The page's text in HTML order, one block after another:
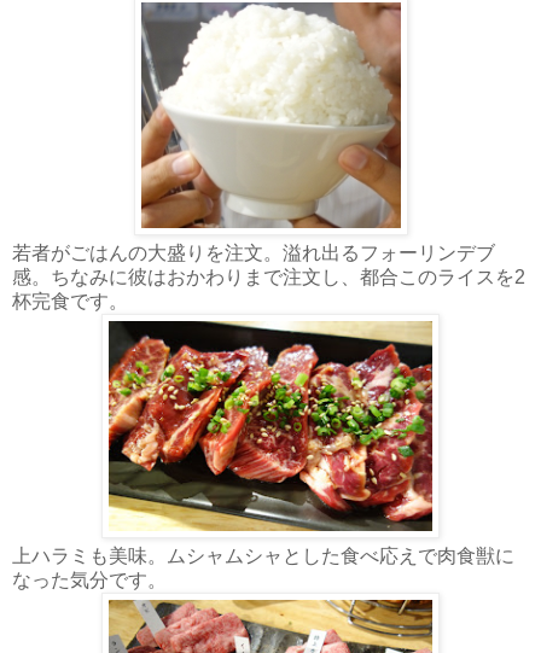
若者がごはんの大盛りを注文。溢れ出るフォーリンデブ
感。ちなみに彼はおかわりまで注文し、都合このライスを2
杯完食です。
上ハラミも美味。ムシャムシャとした食べ応えで肉食獣に
なった気分です。